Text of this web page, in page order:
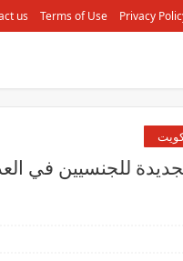
Privacy
Terms of Use
us
للجنسيين في